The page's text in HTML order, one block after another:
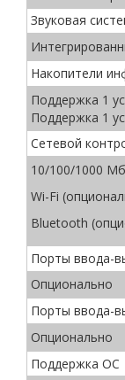
Звуковая
Накопители
Поддержка 1
Поддержка 1
Сетевой
10/100/1000
Wi-Fi
Bluetooth
Порты ввода-
Опционально
Порты ввода-
Опционально
Поддержка ОС